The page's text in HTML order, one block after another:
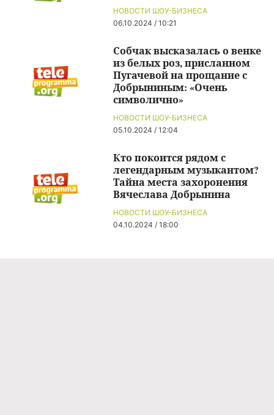
НОВОСТИ ШОУ-БИЗНЕСА
06.10.2024 / 10:21
НОВОСТИ ШОУ-БИЗНЕСА
05.10.2024 / 12:04
Собчак высказалась о венке
из белых роз, присланном
Пугачевой на прощание с
Добрыниным: «Очень
символично»
НОВОСТИ ШОУ-БИЗНЕСА
04.10.2024 / 18:00
Кто покоится рядом с
легендарным музыкантом?
Тайна места захоронения
Вячеслава Добрынина